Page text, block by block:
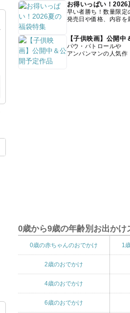
お得いっぱい！2026
早い者勝ち！数量限定
発売日や価格、内容を
【子供映画】公開中
パウ・パトロールや
アンパンマンの人気作
0歳から9歳の年齢別お出かけ
0歳の赤ちゃんのおでかけ 1
2歳のおでかけ
4歳のおでかけ
6歳のおでかけ